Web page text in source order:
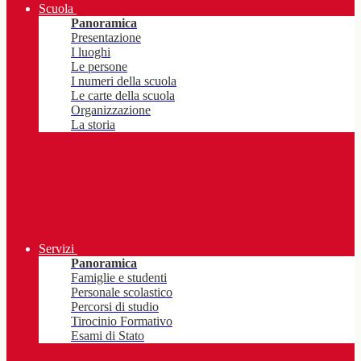
Scuola
Panoramica
Presentazione
I luoghi
Le persone
I numeri della scuola
Le carte della scuola
Organizzazione
La storia
Servizi
Panoramica
Famiglie e studenti
Personale scolastico
Percorsi di studio
Tirocinio Formativo
Esami di Stato